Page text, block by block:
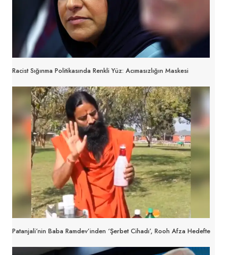
Racist Sığınma Politikasında Renkli Yüz: Acımasızlığın Maskesi
Patanjali’nin Baba Ramdev’inden ‘Şerbet Cihadı’, Rooh Afza Hedefte